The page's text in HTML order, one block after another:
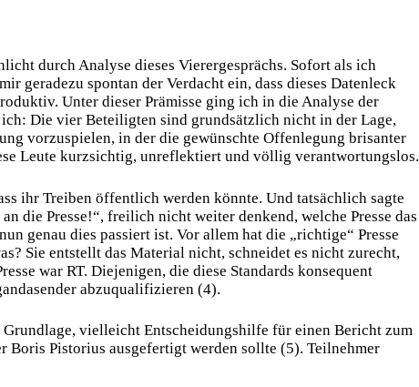
durch Analyse dieses Vierergesprächs. Sofort als ich
geradezu spontan der Verdacht ein, dass dieses Datenleck
Unter dieser Prämisse ging ich in die Analyse der
Die vier Beteiligten sind grundsätzlich nicht in der Lage,
vorzuspielen, in der die gewünschte Offenlegung brisanter
Leute kurzsichtig, unreflektiert und völlig verantwortungslos.
ihr Treiben öffentlich werden könnte. Und tatsächlich sagte
die Presse!“, freilich nicht weiter denkend, welche Presse das
genau dies passiert ist. Vor allem hat die „richtige“ Presse
Sie entstellt das Material nicht, schneidet es nicht zurecht,
war RT. Diejenigen, die diese Standards konsequent
abzuqualifizieren (4).
vielleicht Entscheidungshilfe für einen Bericht zum
Boris Pistorius ausgefertigt werden sollte (5). Teilnehmer